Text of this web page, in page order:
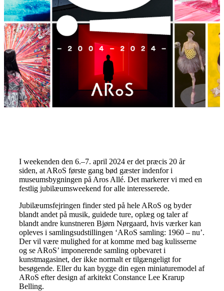
I weekenden den 6.–7. april 2024 er det præcis 20 år
siden, at ARoS første gang bød gæster indenfor i
museumsbygningen på Aros Allé. Det markerer vi med en
festlig jubilæumsweekend for alle interesserede.
Jubilæumsfejringen finder sted på hele ARoS og byder
blandt andet på musik, guidede ture, oplæg og taler af
blandt andre kunstneren Bjørn Nørgaard, hvis værker kan
opleves i samlingsudstillingen ‘ARoS samling: 1960 – nu’.
Der vil være mulighed for at komme med bag kulisserne
og se ARoS’ imponerende samling opbevaret i
kunstmagasinet, der ikke normalt er tilgængeligt for
besøgende. Eller du kan bygge din egen miniaturemodel af
ARoS efter design af arkitekt Constance Lee Krarup
Belling.